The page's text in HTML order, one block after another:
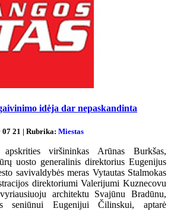
idėja dar nepaskandinta
21 | Rubrika: Miestas
viršininkas Arūnas Burkšas,
uosto generalinis direktorius Eugenijus
savivaldybės meras Vytautas Stalmokas
direktoriumi Valerijumi Kuznecovu
architektu Svajūnu Bradūnu,
seniūnui Eugenijui Čilinskui, aptarė